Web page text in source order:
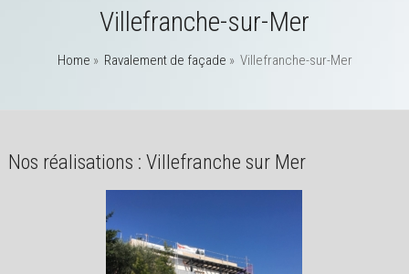
Villefranche-sur-Mer
Home » Ravalement de façade » Villefranche-sur-Mer
Nos réalisations : Villefranche sur Mer